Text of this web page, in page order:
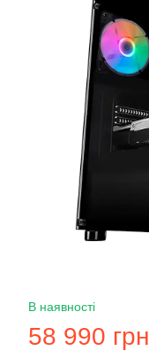
В наявності
58 990 грн